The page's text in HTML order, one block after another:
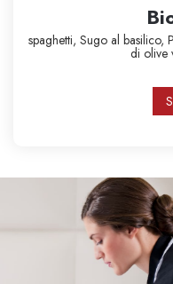
spaghetti, Sugo al basilico,
di olive